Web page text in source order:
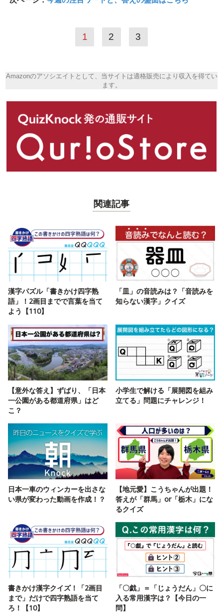
1 2 3
Amazonのアソシエイトとして、当サイトは適格販売により収入を得てい
ます。
関連記事
漢字パズル「書きかけ四字熟
語」！2画目までで言葉を当て
よう【110】
「皿」の音読みは？「音読みを
知らない漢字」クイズ
【意外な答え】ずばり、「日本
一公園がある都道府県」はど
こ？
小学生で解ける「展開図を組み
立てる」問題にチャレンジ！
日本一車のウィンカーを出さな
い県が変わった動画を作成！？
【地元愛】こうちゃんが出題！
答えが「群馬」or「栃木」にな
るクイズ
書きかけ漢字クイズ！「2画目
まで」だけで四字熟語を当て
ろ！【10】
「〇戯」＝「じょうだん」〇に
入る常用漢字は？【今日の一
問】